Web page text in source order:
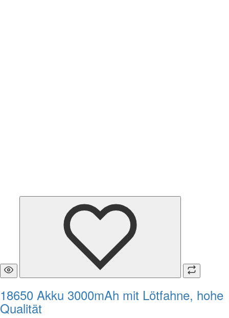
18650 Akku 3000mAh mit Lötfahne, hohe
Qualität